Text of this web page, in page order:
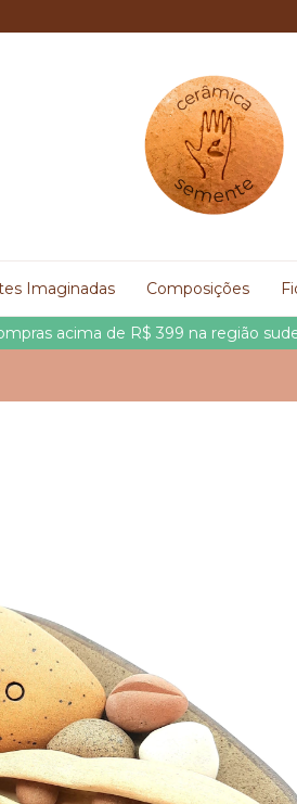
acima de R$ 399 na região
Imaginadas Composições